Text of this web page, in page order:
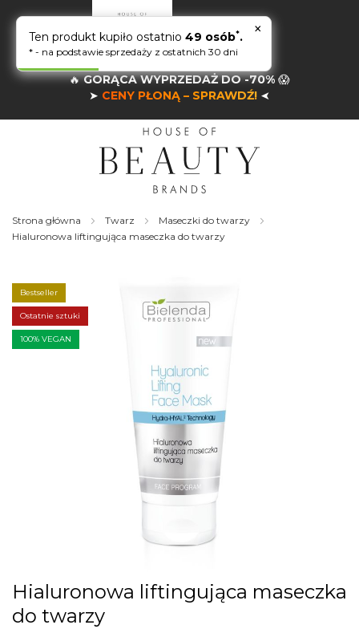
🔥GORĄCA WYPRZEDAŻ DO -70% 😱
➤ CENY PŁONĄ – SPRAWDŹ! ➤
Strona główna Twarz
Maseczki do twarzy
Hialuronowa liftingująca maseczka do twarzy
the
end
of
the
images
Bestseller
Ostatnie sztuki
100% VEGAN
Skip
to
the
Hialuronowa liftingująca maseczka
do twarzy
×
Ten produkt kupiło ostatnio 49 osób*.
* - na podstawie sprzedaży z ostatnich 30 dni